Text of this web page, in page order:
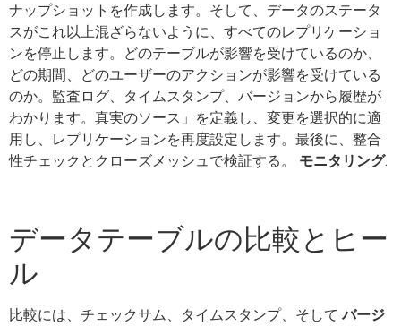
ナップショットを作成します。そして、データのステータ
スがこれ以上混ざらないように、すべてのレプリケーショ
ンを停止します。どのテーブルが影響を受けているのか、
どの期間、どのユーザーのアクションが影響を受けている
のか。監査ログ、タイムスタンプ、バージョンから履歴が
わかります。真実のソース」を定義し、変更を選択的に適
用し、レプリケーションを再度設定します。最後に、整合
性チェックとクローズメッシュで検証する。 モニタリング.
データテーブルの比較とヒー
ル
比較には、チェックサム、タイムスタンプ、そしてバージ